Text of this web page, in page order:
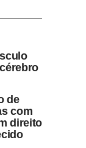
de
com
direito